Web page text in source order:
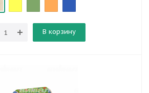
В корзину